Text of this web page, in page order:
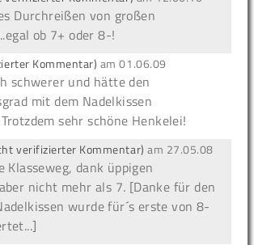
Durchreißen von großen
ob 7+ oder 8-!
Kommentar) am01.06.09
schwerer und hätte den
mit dem Nadelkissen
sehr schöne Henkelei!
verifizierter Kommentar) am 27.05.08
Klasseweg, dank üppigen
nicht mehr als 7. [Danke für den
wurde für´s erste von 8-